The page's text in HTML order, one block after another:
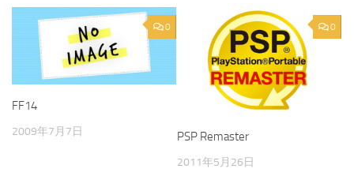
0
FF14
2009年7月7日
0
PSP Remaster
2011年5月26日